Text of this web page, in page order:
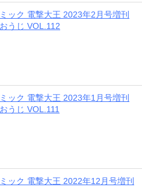
ック 電撃大王 2023年2月号増刊
うじ VOL.112
ック 電撃大王 2023年1月号増刊
うじ VOL.111
ック 電撃大王 2022年12月号増刊